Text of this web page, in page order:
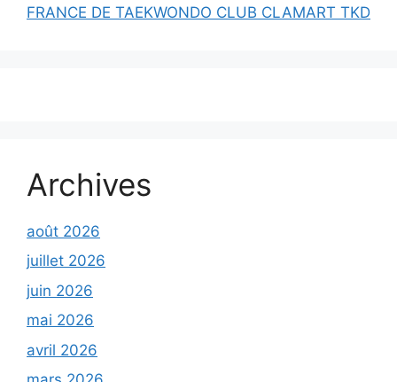
FRANCE DE TAEKWONDO CLUB CLAMART TKD
Archives
août 2026
juillet 2026
juin 2026
mai 2026
avril 2026